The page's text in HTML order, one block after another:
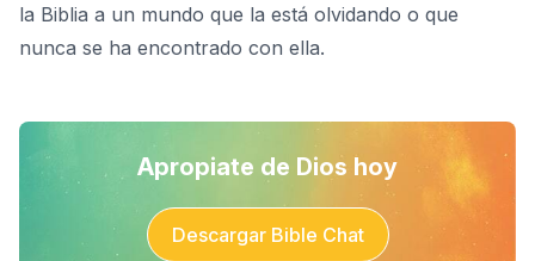
la Biblia a un mundo que la está olvidando o que
nunca se ha encontrado con ella.
Apropiate de Dios hoy
Descargar Bible Chat